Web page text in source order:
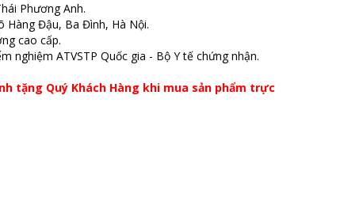
Phương Anh.
Hàng Đậu, Ba Đình, Hà Nội.
cao cấp.
nghiệm ATVSTP Quốc gia - Bộ Y tế chứng nhận.
tặng Quý Khách Hàng khi mua sản phẩm trực